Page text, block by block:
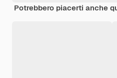
Potrebbero piacerti anche